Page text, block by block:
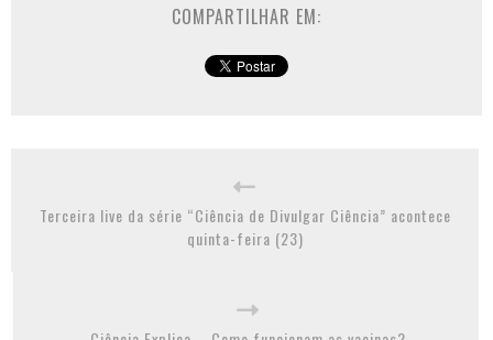
COMPARTILHAR EM:
Terceira live da série “Ciência de Divulgar Ciência” acontece
quinta-feira (23)